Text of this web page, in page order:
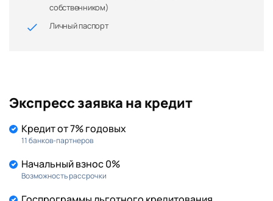
собственником)
Личный паспорт
Экспресс заявка на кредит
Кредит от 7% годовых
11 банков-партнеров
Начальный взнос 0%
Возможность рассрочки